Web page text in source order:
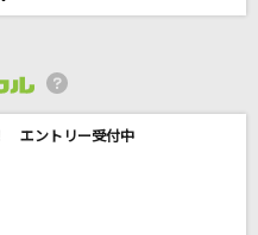
エントリー受付中